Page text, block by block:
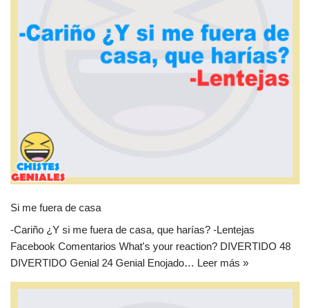
Si me fuera de casa
-Cariño ¿Y si me fuera de casa, que harías? -Lentejas
Facebook Comentarios What's your reaction? DIVERTIDO 48
DIVERTIDO Genial 24 Genial Enojado… Leer más »